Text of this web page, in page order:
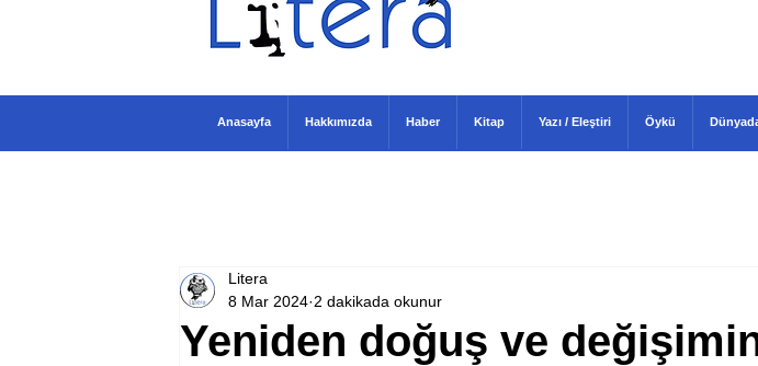
Yeniden doğuş ve
Litera
8 Mar 2024 2 dakikada okunur
Anasayfa Hakkımızda Haber Kitap Yazı / Eleştiri Öykü